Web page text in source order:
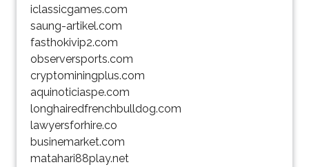
iclassicgames.com
saung-artikel.com
fasthokivip2.com
observersports.com
cryptominingplus.com
aquinoticiaspe.com
longhairedfrenchbulldog.com
lawyersforhire.co
businemarket.com
matahari88play.net